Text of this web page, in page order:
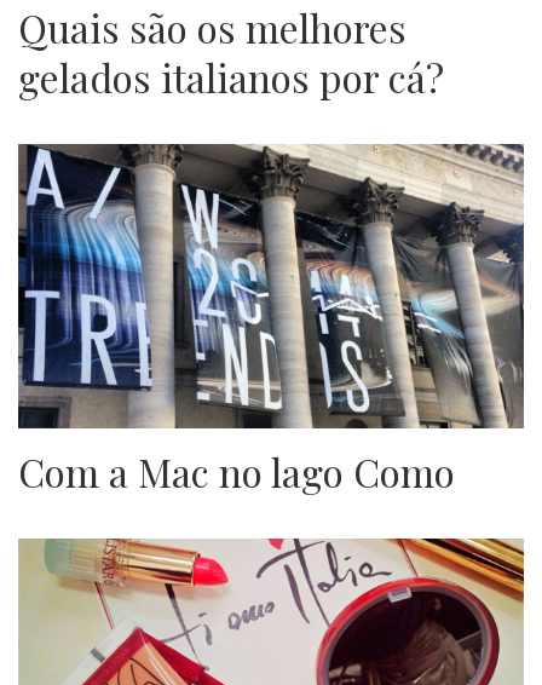
Quais são os melhores
gelados italianos por cá?
Com a Mac no lago Como